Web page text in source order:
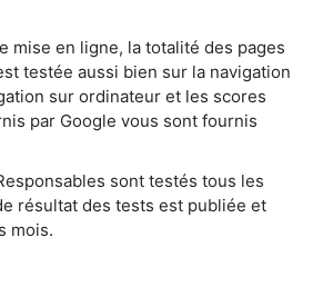
mise en ligne, la totalité des pages
testée aussi bien sur la navigation
sur ordinateur et les scores
par Google vous sont fournis
sont testés tous les
résultat des tests est publiée et
mois.